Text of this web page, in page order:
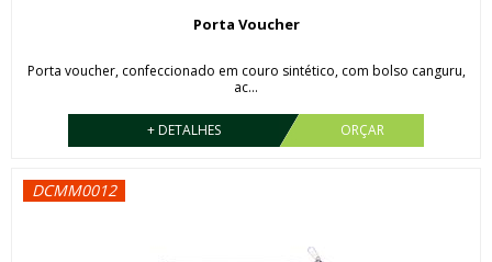
Porta Voucher
Porta voucher, confeccionado em couro sintético, com bolso canguru,
ac...
+ DETALHES ORÇAR
DCMM0012